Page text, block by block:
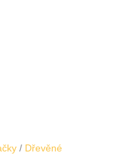
/ Dřevěné